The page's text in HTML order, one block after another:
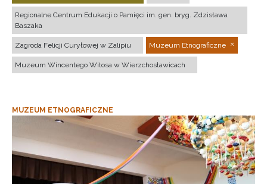
Regionalne Centrum Edukacji o Pamięci im. gen. bryg. Zdzisława
Baszaka
Zagroda Felicji Curyłowej w Zalipiu Muzeum Etnograficzne
Muzeum Wincentego Witosa w Wierzchosławicach
MUZEUM ETNOGRAFICZNE